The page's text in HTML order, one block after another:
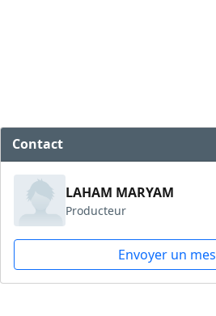
Contact
LAHAM MARYAM
Producteur
Envoyer un